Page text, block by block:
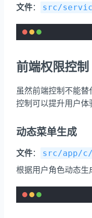
文件： src/
前端权限控制
虽然前端控制不能
控制可以提升用户体
动态菜单生成
文件： src/app/
根据用户角色动态生